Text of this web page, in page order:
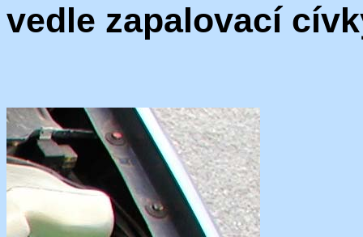
vedle zapalovací